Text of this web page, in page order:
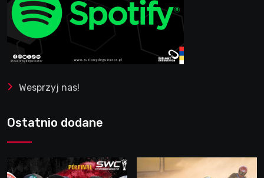
Wesprzyj nas!
Ostatnio dodane